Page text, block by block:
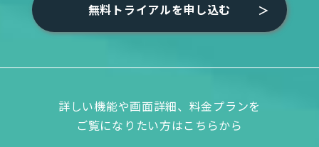
無料トライアルを申し込む
詳しい機能や画面詳細、料金プランを
ご覧になりたい方はこちらから